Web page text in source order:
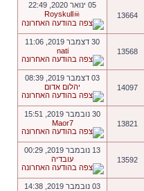
13664
05 ינואר 2020, 22:49
☠Royskull
13568
30 דצמבר 2019, 11:06
nati
14097
03 דצמבר 2019, 08:39
יהלום אדום
13821
30 נובמבר 2019, 15:51
Maor7
13592
13 נובמבר 2019, 00:29
עובדיה
03 נובמבר 2019, 14:38